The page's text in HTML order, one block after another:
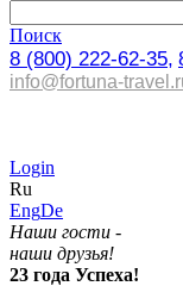
Поиск
8 (800) 222-62-35,
info@fortuna-
Login
Ru
EngDe
Наши гости -
наши друзья!
23 года Успеха!